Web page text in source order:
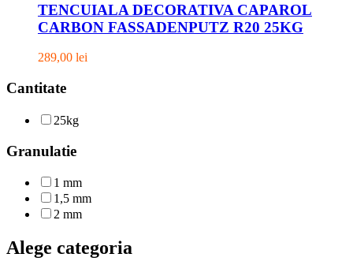
TENCUIALA DECORATIVA CAPAROL
CARBON FASSADENPUTZ R20 25KG
289,00 lei
Cantitate
25kg
Granulatie
1 mm
1,5 mm
2 mm
Alege categoria